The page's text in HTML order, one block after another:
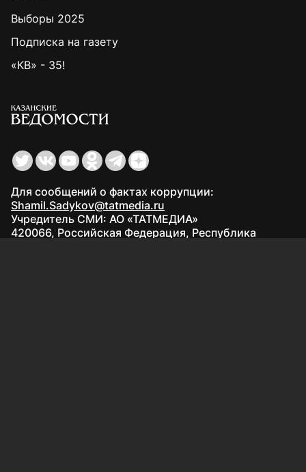
Выборы 2025
Подписка на газету
«КВ» - 35!
Для сообщений о фактах коррупции:
Shamil.Sadykov@tatmedia.ru
Учредитель СМИ: АО «ТАТМЕДИА»
420066, Российская Федерация, Республика